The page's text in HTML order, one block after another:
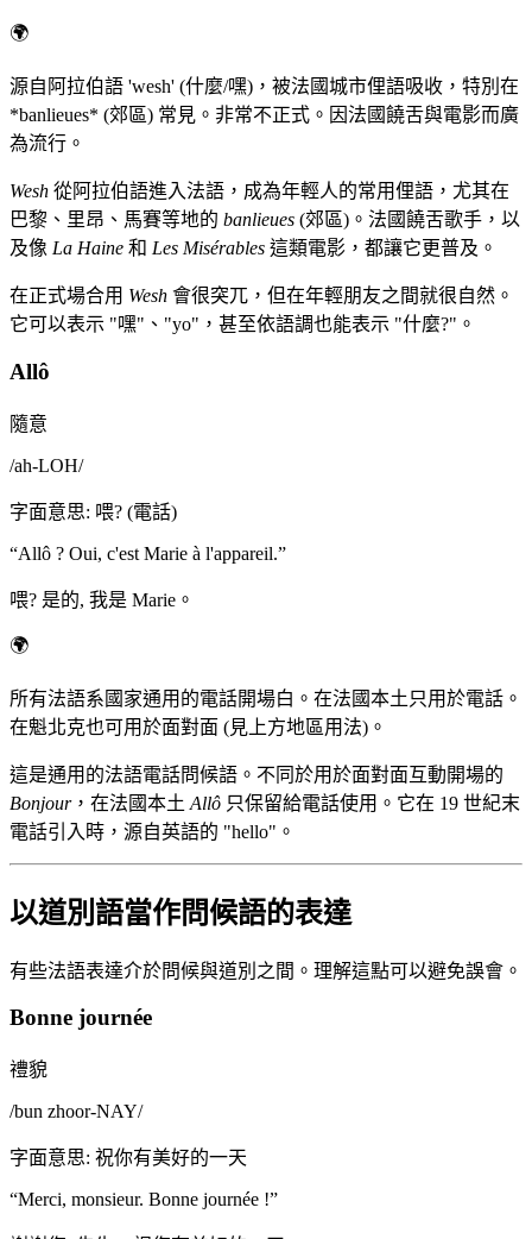
🌍
源自阿拉伯語 'wesh' (什麼/嘿)，被法國城市俚語吸收，特別在
*banlieues* (郊區) 常見。非常不正式。因法國饒舌與電影而廣
為流行。
Wesh 從阿拉伯語進入法語，成為年輕人的常用俚語，尤其在
巴黎、里昂、馬賽等地的 banlieues (郊區)。法國饒舌歌手，以
及像 La Haine 和 Les Misérables 這類電影，都讓它更普及。
在正式場合用 Wesh 會很突兀，但在年輕朋友之間就很自然。
它可以表示 "嘿"、"yo"，甚至依語調也能表示 "什麼?"。
Allô
隨意
/ah-LOH/
字面意思: 喂? (電話)
“Allô ? Oui, c'est Marie à l'appareil.”
喂? 是的, 我是 Marie。
🌍
所有法語系國家通用的電話開場白。在法國本土只用於電話。
在魁北克也可用於面對面 (見上方地區用法)。
這是通用的法語電話問候語。不同於用於面對面互動開場的
Bonjour，在法國本土 Allô 只保留給電話使用。它在 19 世紀末
電話引入時，源自英語的 "hello"。
以道別語當作問候語的表達
有些法語表達介於問候與道別之間。理解這點可以避免誤會。
Bonne journée
禮貌
/bun zhoor-NAY/
字面意思: 祝你有美好的一天
“Merci, monsieur. Bonne journée !”